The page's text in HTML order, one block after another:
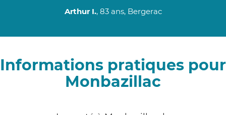
Arthur I., 83 ans, Bergerac
Informations pratiques pour
Monbazillac